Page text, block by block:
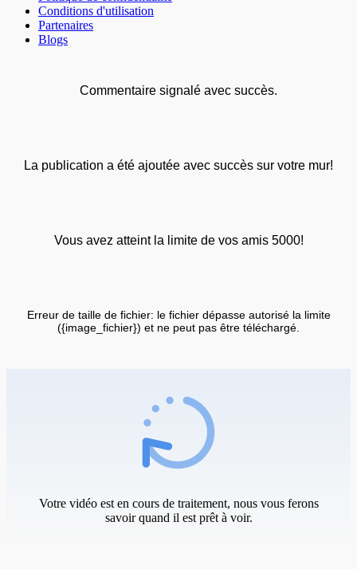
Conditions d'utilisation
Partenaires
Blogs
Commentaire signalé avec succès.
La publication a été ajoutée avec succès sur votre mur!
Vous avez atteint la limite de vos amis 5000!
Erreur de taille de fichier: le fichier dépasse autorisé la limite
({image_fichier}) et ne peut pas être téléchargé.
Votre vidéo est en cours de traitement, nous vous ferons
savoir quand il est prêt à voir.